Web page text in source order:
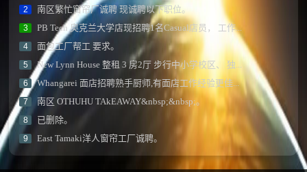
2 南区繁忙窗帘厂诚聘 现诚聘以下职位。
3 PB Tech 奥克兰大学店现招聘1名Casual店员， 工作...
4 面包工厂帮工 要求。
5 New Lynn House 整租 3 房2厅 步行中小学校区、 独...
6 Whangarei 面店招聘熟手厨师,有面店工作经验更佳...
7 南区 OTHUHU TAkEAWAY&nbsp;&nbsp;。
8 已删除。
9 East Tamaki洋人窗帘工厂诚聘。